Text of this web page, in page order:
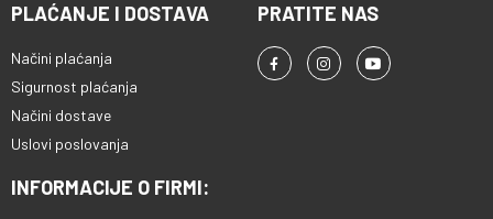
PLAĆANJE I DOSTAVA
Načini plaćanja
Sigurnost plaćanja
Načini dostave
Uslovi poslovanja
PRATITE NAS
INFORMACIJE O FIRMI: